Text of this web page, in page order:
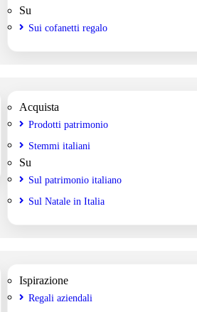
Su
Sui cofanetti regalo
Acquista
Prodotti patrimonio
Stemmi italiani
Su
Sul patrimonio italiano
Sul Natale in Italia
Ispirazione
Regali aziendali